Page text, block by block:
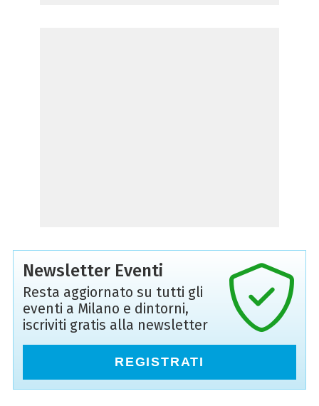
Newsletter Eventi
Resta aggiornato su tutti gli
eventi a Milano e dintorni,
iscriviti gratis alla newsletter
REGISTRATI